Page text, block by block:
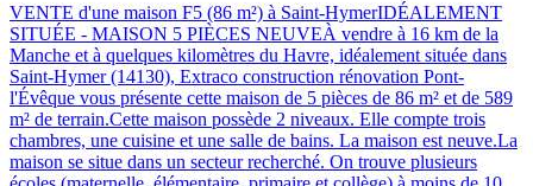
VENTE d'une maison F5 (86 m²) à Saint-HymerIDÉALEMENT
SITUÉE - MAISON 5 PIÈCES NEUVEÀ vendre à 16 km de la
Manche et à quelques kilomètres du Havre, idéalement située dans
Saint-Hymer (14130), Extraco construction rénovation Pont-
l'Évêque vous présente cette maison de 5 pièces de 86 m² et de 589
m² de terrain.Cette maison possède 2 niveaux. Elle compte trois
chambres, une cuisine et une salle de bains. La maison est neuve.La
maison se situe dans un secteur recherché. On trouve plusieurs